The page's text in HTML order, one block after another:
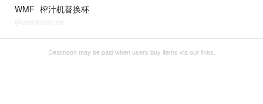
WMF 榨汁机替换杯
@dealmoon.de
Dealmoon may be paid when users buy items via our links.